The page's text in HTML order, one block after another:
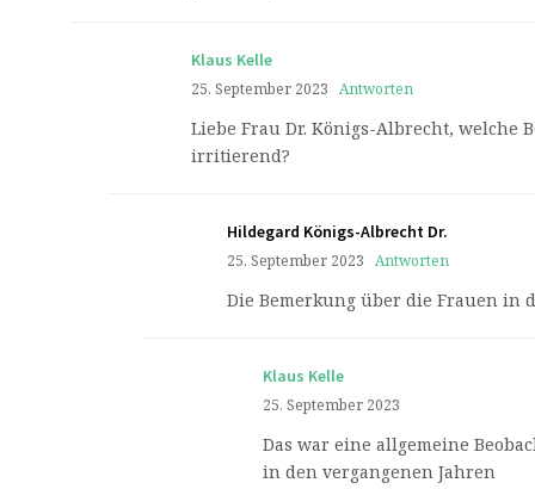
Klaus Kelle
25. September 2023 Antworten
Liebe Frau Dr. Königs-Albrecht, welche
irritierend?
Hildegard Königs-Albrecht Dr.
25. September 2023 Antworten
Die Bemerkung über die Frauen in
Klaus Kelle
25. September 2023
Das war eine allgemeine
in den vergangenen Jahren